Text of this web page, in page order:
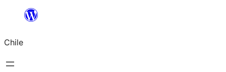
Saltar
contenido
Chile